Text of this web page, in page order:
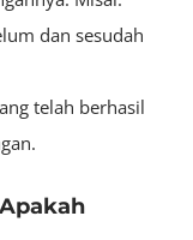
dan sesudah
telah berhasil